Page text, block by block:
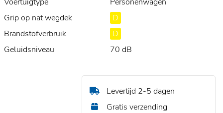
Grip op nat wegdek
D
Brandstofverbruik
D
Geluidsniveau
70 dB
Levertijd 2-5 dagen
Gratis verzending